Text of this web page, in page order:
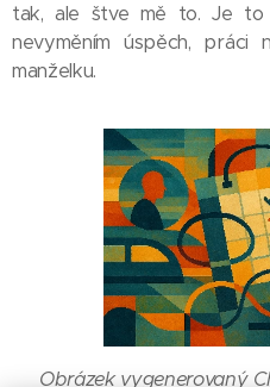
tak, ale štve mě to. Je to
nevyměním úspěch, práci
manželku.
Obrázek vygenerovaný